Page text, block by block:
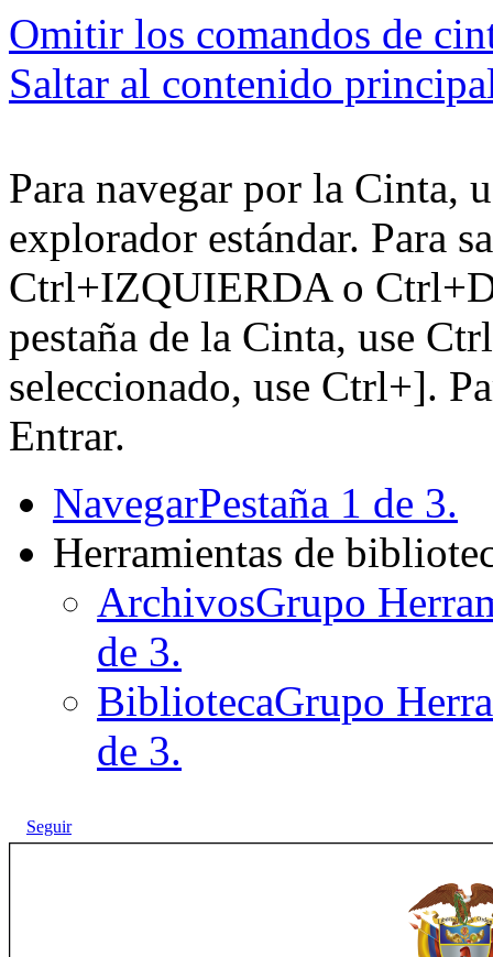
Omitir los comandos de
Saltar al contenido
Para navegar por la Cinta,
explorador estándar. Para
Ctrl+IZQUIERDA o
pestaña de la Cinta, use
seleccionado, use Ctrl+].
Entrar.
NavegarPestaña 1 de 3.
Herramientas de
ArchivosGrupo
de 3.
BibliotecaGrupo
de 3.
Seguir